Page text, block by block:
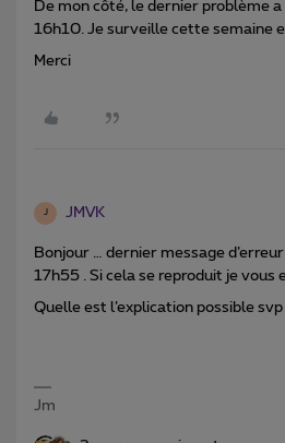
De mon côté, le dernier problème
16h10. Je surveille cette semaine
Merci
J JMVK
Bonjour … dernier message
17h55 . Si cela se reproduit je vous
Quelle est l’explication possible svp
Jm